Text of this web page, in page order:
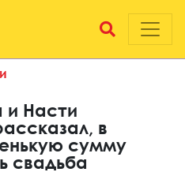
и Насти
в
сумму
свадьба